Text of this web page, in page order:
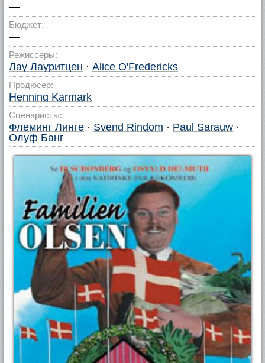
—
Бюджет:
—
Режиссеры:
Лау Лауритцен · Alice O'Fredericks
Продюсер:
Henning Karmark
Сценаристы:
Флеминг Линге · Svend Rindom · Paul Sarauw ·
Олуф Банг